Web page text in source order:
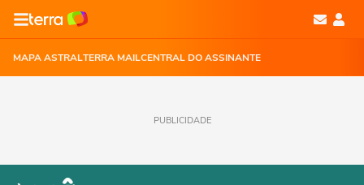
MAPA ASTRALTERRA MAILCENTRAL DO ASSINANTE
PUBLICIDADE